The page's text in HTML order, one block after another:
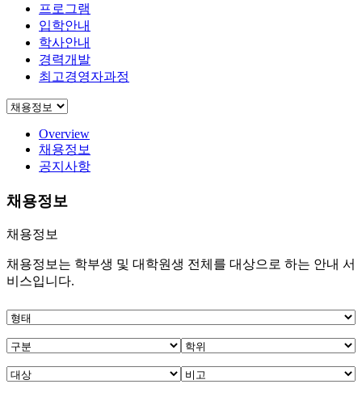
프로그램
입학안내
학사안내
경력개발
최고경영자과정
Overview
채용정보
공지사항
채용정보
채용정보
채용정보는 학부생 및 대학원생 전체를 대상으로 하는 안내 서
비스입니다.